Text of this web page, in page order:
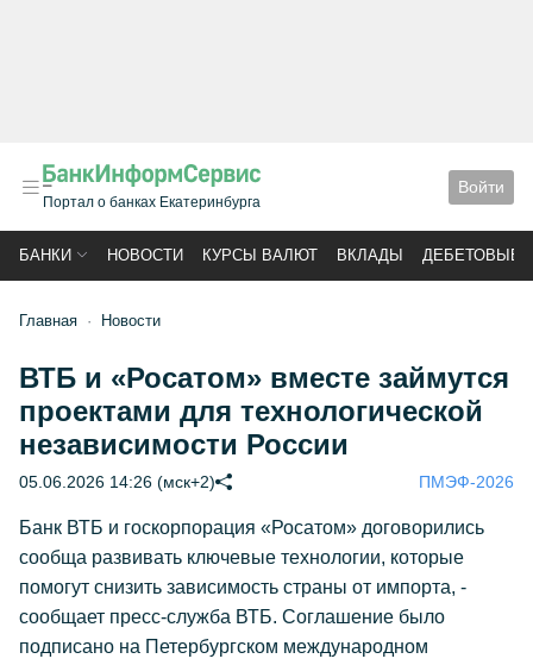
Портал о банках Екатеринбурга
Войти
БАНКИ НОВОСТИ КУРСЫ ВАЛЮТ ВКЛАДЫ ДЕБЕТОВЫЕ
Главная Новости
ВТБ и «Росатом» вместе займутся
проектами для технологической
независимости России
05.06.2026 14:26 (мск+2) ПМЭФ-2026
Банк ВТБ и госкорпорация «Росатом» договорились
сообща развивать ключевые технологии, которые
помогут снизить зависимость страны от импорта, -
сообщает пресс-служба ВТБ. Соглашение было
подписано на Петербургском международном